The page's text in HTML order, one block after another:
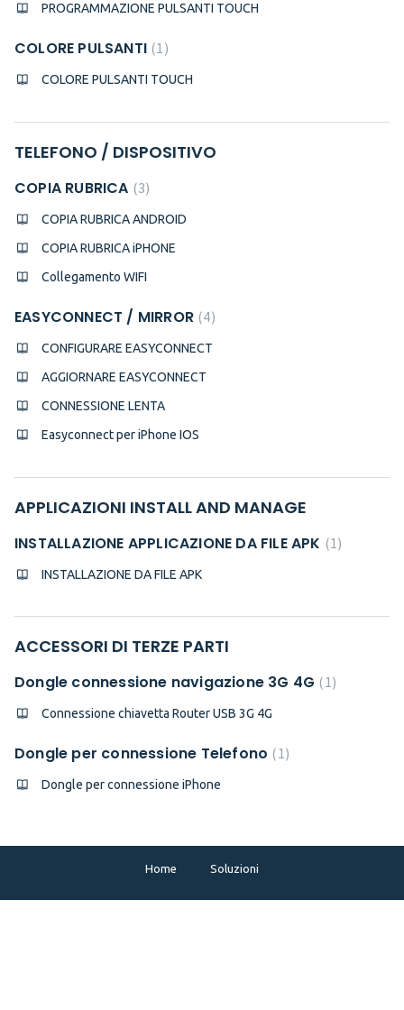
PROGRAMMAZIONE PULSANTI TOUCH
COLORE PULSANTI 1
COLORE PULSANTI TOUCH
TELEFONO / DISPOSITIVO
COPIA RUBRICA 3
COPIA RUBRICA ANDROID
COPIA RUBRICA iPHONE
Collegamento WIFI
EASYCONNECT / MIRROR 4
CONFIGURARE EASYCONNECT
AGGIORNARE EASYCONNECT
CONNESSIONE LENTA
Easyconnect per iPhone IOS
APPLICAZIONI INSTALL AND MANAGE
INSTALLAZIONE APPLICAZIONE DA FILE APK 1
INSTALLAZIONE DA FILE APK
ACCESSORI DI TERZE PARTI
Dongle connessione navigazione 3G 4G 1
Connessione chiavetta Router USB 3G 4G
Dongle per connessione Telefono 1
Dongle per connessione iPhone
Home Soluzioni